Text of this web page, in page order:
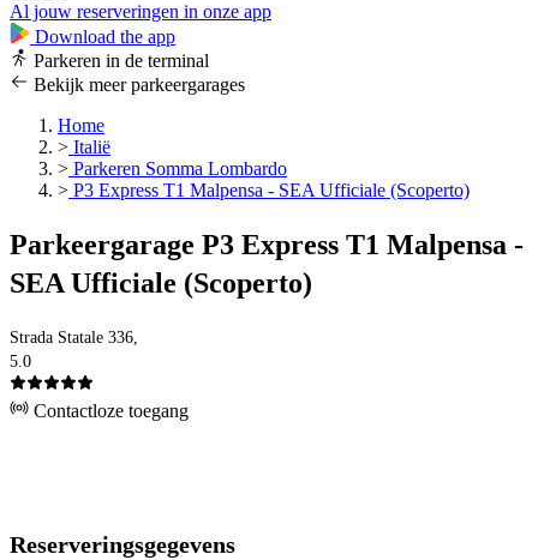
Al jouw reserveringen in onze app
Download the app
Parkeren in de terminal
Bekijk meer parkeergarages
Home
> Italië
> Parkeren Somma Lombardo
> P3 Express T1 Malpensa - SEA Ufficiale (Scoperto)
Parkeergarage P3 Express T1 Malpensa -
SEA Ufficiale (Scoperto)
Strada Statale 336,
5.0
Contactloze toegang
Reserveringsgegevens